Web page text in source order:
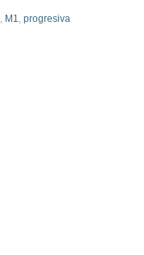
, M1, progresiva